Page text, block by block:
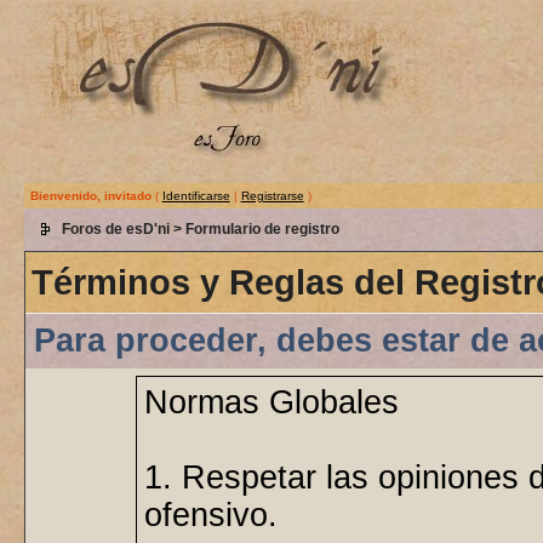
Bienvenido, invitado( Identificarse | Registrarse )
Foros de esD'ni> Formulario de registro
Términos y Reglas del
Para proceder, debes estar de
Normas Globales
1. Respetar las opiniones
ofensivo.